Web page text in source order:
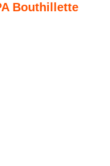
Bouthillette